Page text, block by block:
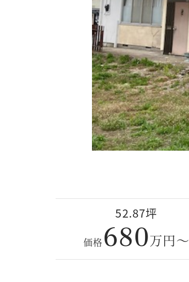
52.87坪
価格680万円～